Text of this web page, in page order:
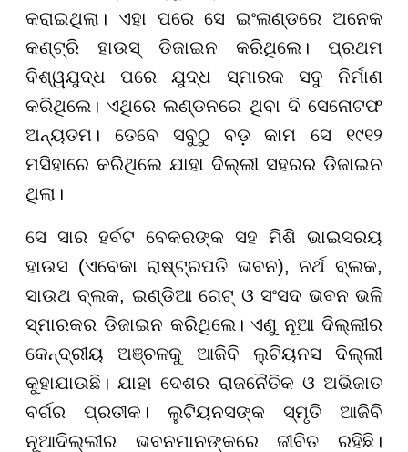
କରାଇଥିଲା। ଏହା ପରେ ସେ ଇଂଲଣ୍ଡରେ ଅନେକ
କଣ୍ଟ୍ରି ହାଉସ୍ ଡିଜାଇନ କରିଥିଲେ। ପ୍ରଥମ
ବିଶ୍ୱଯୁଦ୍ଧ ପରେ ଯୁଦ୍ଧ ସ୍ମାରକ ସବୁ ନିର୍ମାଣ
କରିଥିଲେ। ଏଥିରେ ଲଣ୍ଡନରେ ଥିବା ଦି ସେନୋଟଫ
ଅନ୍ୟତମ। ତେବେ ସବୁଠୁ ବଡ଼ କାମ ସେ ୧୯୧୨
ମସିହାରେ କରିଥିଲେ ଯାହା ଦିଲ୍ଲୀ ସହରର ଡିଜାଇନ
ଥିଲା।
ସେ ସାର ହର୍ବଟ ବେକରଙ୍କ ସହ ମିଶି ଭାଇସରୟ
ହାଉସ (ଏବେକା ରାଷ୍ଟ୍ରପତି ଭବନ), ନର୍ଥ ବ୍ଲକ,
ସାଉଥ ବ୍ଲକ, ଇଣ୍ଡିଆ ଗେଟ୍ ଓ ସଂସଦ ଭବନ ଭଳି
ସ୍ମାରକର ଡିଜାଇନ କରିଥିଲେ। ଏଣୁ ନୂଆ ଦିଲ୍ଲୀର
କେନ୍ଦ୍ରୀୟ ଅଞ୍ଚଳକୁ ଆଜିବି ଲୁଟିୟନସ ଦିଲ୍ଲୀ
କୁହାଯାଉଛି। ଯାହା ଦେଶର ରାଜନୈତିକ ଓ ଅଭିଜାତ
ବର୍ଗର ପ୍ରତୀକ। ଲୁଟିୟନସଙ୍କ ସ୍ମୃତି ଆଜିବି
ନୂଆଦିଲ୍ଲୀର ଭବନମାନଙ୍କରେ ଜୀବିତ ରହିଛି।